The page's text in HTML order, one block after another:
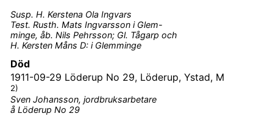
Susp. H. Kerstena Ola Ingvars
Test. Rusth. Mats Ingvarsson i Glem-
minge, åb. Nils Pehrsson; Gl. Tågarp och
H. Kersten Måns D: i Glemminge
Död
1911-09-29 Löderup No 29, Löderup, Ystad, M
2)
Sven Johansson, jordbruksarbetare
å Löderup No 29